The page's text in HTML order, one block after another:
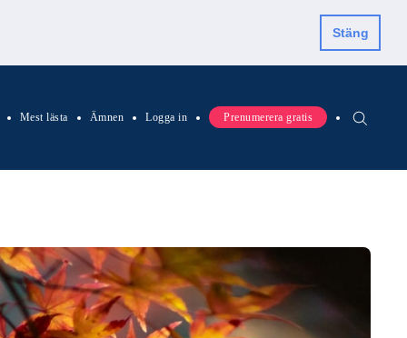
Stäng
Mest lästa Ämnen Logga in Prenumerera gratis